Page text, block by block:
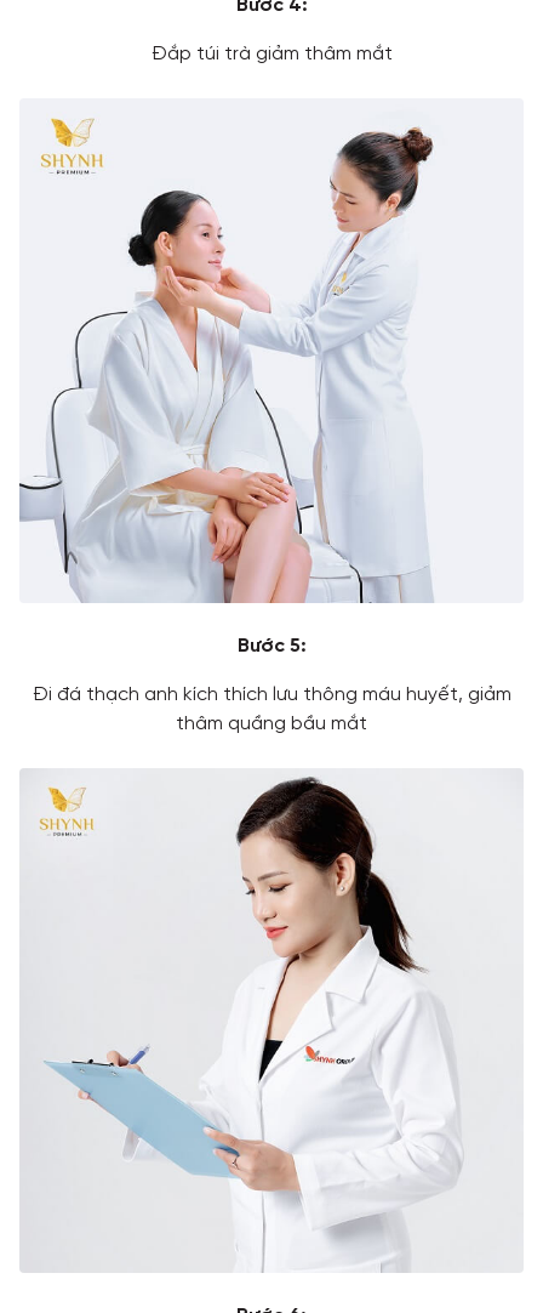
Bước 4:
Đắp túi trà giảm thâm mắt
Bước 5:
Đi đá thạch anh kích thích lưu thông máu huyết, giảm
thâm quầng bầu mắt